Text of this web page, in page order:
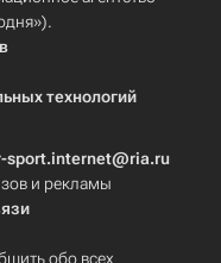
технологий
sport.internet@ria.ru
и рекламы
обо всех